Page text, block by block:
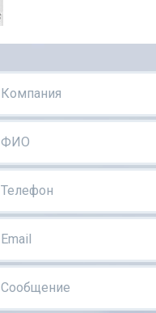
Компания
ФИО
Телефон
Email
Сообщение